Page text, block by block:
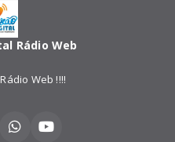
Rádio Web
Web !!!!